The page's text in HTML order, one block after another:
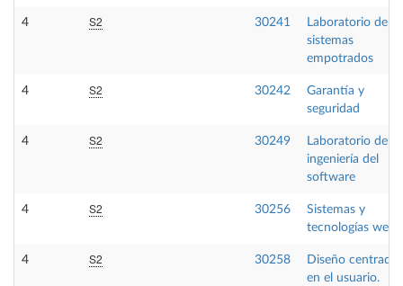
4 S2 30241
Laboratorio de
sistemas
empotrados
4 S2 30242
Garantía y
seguridad
4 S2 30249
Laboratorio de
ingeniería del
software
4 S2 30256
Sistemas y
tecnologías web
4 S2 30258
Diseño centrado
en el usuario.